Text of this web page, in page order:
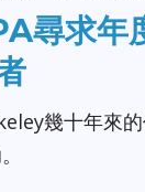
尋求年
幾十年來